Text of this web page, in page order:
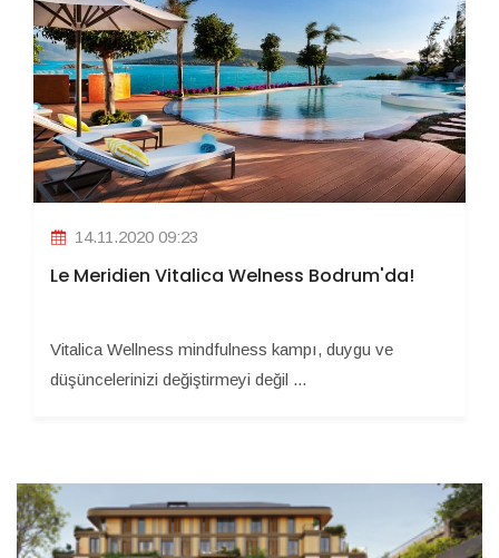
14.11.2020 09:23
Le Meridien Vitalica Welness Bodrum'da!
Vitalica Wellness mindfulness kampı, duygu ve
düşüncelerinizi değiştirmeyi değil ...